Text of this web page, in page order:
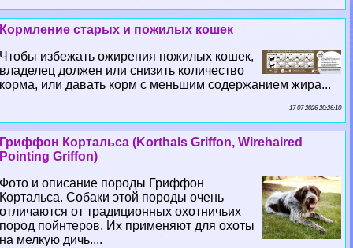
Кормление старых и пожилых кошек
Чтобы избежать ожирения пожилых кошек,
владелец должен или снизить количество
корма, или давать корм с меньшим содержанием жира...
17 07 2026 20:26:10
Гриффон Кортальса (Korthals Griffon, Wirehaired
Pointing Griffon)
Фото и описание породы Гриффон
Кортальса. Собаки этой породы очень
отличаются от традиционных охотничьих
пород пойнтеров. Их применяют для охоты
на мелкую дичь....